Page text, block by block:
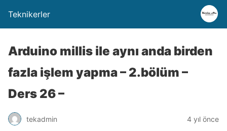
Teknikerler
Arduino millis ile aynı anda birden
fazla işlem yapma – 2.bölüm –
Ders 26 –
tekadmin 4 yıl önce